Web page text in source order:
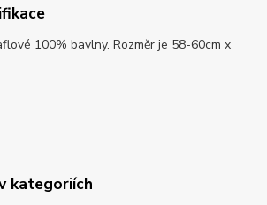
100% bavlny. Rozměr je 58-60cm x
kategoriích